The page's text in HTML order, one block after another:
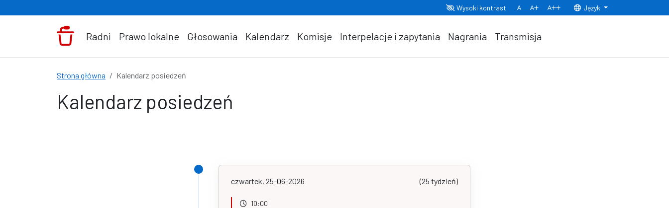
Wysoki kontrast
Normalny rozmiar czcionki
Rozmiar czcionki 150% Rozmiar czcionki 200%
Język
Radni Prawo lokalne Głosowania Kalendarz Komisje Interpelacje i zapytania Nagrania Transmisja
Strona główna Kalendarz posiedzeń
Kalendarz posiedzeń
czwartek, 25-06-2026 (25 tydzień)
10:00